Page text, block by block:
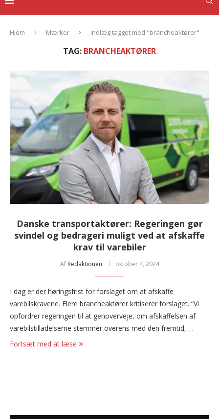
Hjem Mærker Indlæg tagget med "brancheaktører"
TAG: BRANCHEAKTØRER
Danske transportaktører: Regeringen gør
svindel og bedrageri muligt ved at afskaffe
krav til varebiler
Af Redaktionen oktober 4, 2024
I dag er der høringsfrist for forslaget om at afskaffe
varebilskravene. Flere brancheaktører kritiserer forslaget. “Vi
opfordrer regeringen til at genoverveje, om afskaffelsen af
varebilstilladelserne stemmer overens med den fremtid, …
Fortsæt med at læse